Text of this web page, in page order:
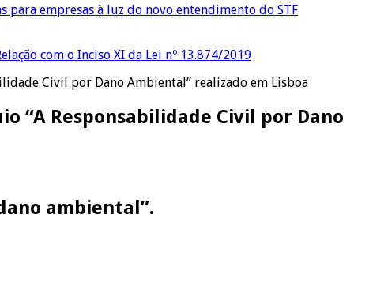
empresas à luz do novo entendimento do STF
com o Inciso XI da Lei nº 13.874/2019
Civil por Dano Ambiental” realizado em Lisboa
“A Responsabilidade Civil por Dano
ambiental”.